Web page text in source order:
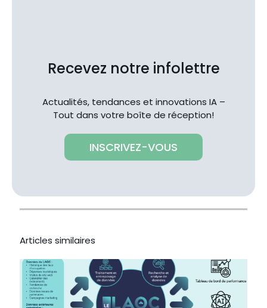
Recevez notre infolettre
Actualités, tendances et innovations IA –
Tout dans votre boîte de réception!
INSCRIVEZ-VOUS
Articles similaires